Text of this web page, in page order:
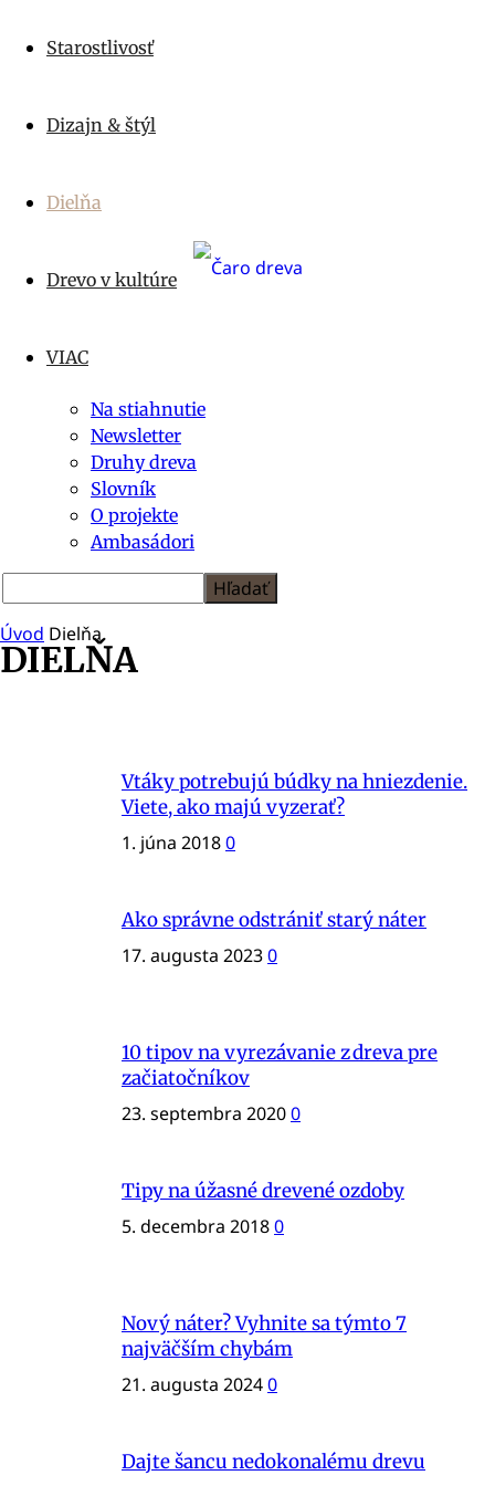
Starostlivosť
Dizajn & štýl
Dielňa
Drevo v kultúre
VIAC
Na stiahnutie
Newsletter
Druhy dreva
Slovník
O projekte
Ambasádori
Úvod Dielňa
DIELŇA
Drevo v kocke
Drevo v kultúre
Starostlivosť
Vtáky potrebujú búdky na hniezdenie.
Viete, ako majú vyzerať?
1. júna 20180
Ako správne odstrániť starý náter
17. augusta 20230
10 tipov na vyrezávanie z dreva pre
začiatočníkov
23. septembra 20200
Tipy na úžasné drevené ozdoby
5. decembra 20180
Nový náter? Vyhnite sa týmto 7
najväčším chybám
21. augusta 20240
Dajte šancu nedokonalému drevu